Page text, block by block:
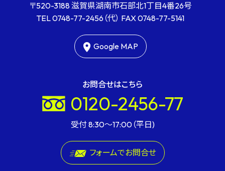
〒520-3188 滋賀県湖南市石部北1丁目4番26号
TEL0748-77-2456 （代） FAX0748-77-5141
Google MAP
お問合せはこちら
0120-2456-77
受付 8:30〜17:00（平日)
フォームでお問合せ